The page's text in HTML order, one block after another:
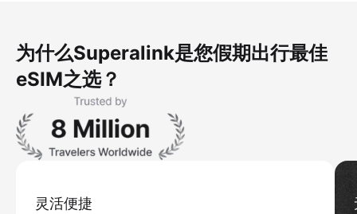
为什么Superalink是您假期出行最佳
eSIM之选？
灵活便捷